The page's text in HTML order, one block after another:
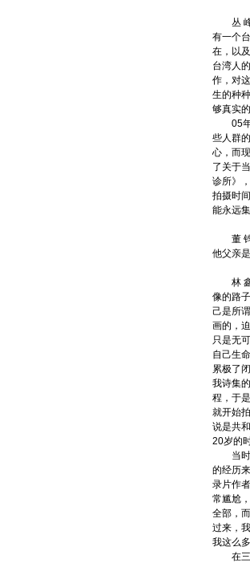
丛 峰
有一个
在，以
台湾人
作，对
生的种
够真实
05年
些人群
心，而
了关于
诊所》
拍摄时
能永远
董 钧
他父亲
林 鑫
像的路
己是所
画的，
只是无
自己生
累极了
我诗集
程，于
就开始
说是共
20岁的
当时拍
的经历
录片作
常尴尬
全部，
过来，
我这么
在三月